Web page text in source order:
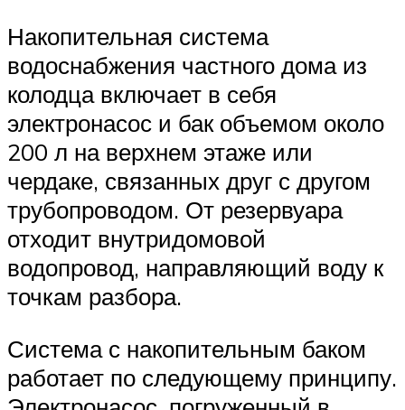
Накопительная система
водоснабжения частного дома из
колодца включает в себя
электронасос и бак объемом около
200 л на верхнем этаже или
чердаке, связанных друг с другом
трубопроводом. От резервуара
отходит внутридомовой
водопровод, направляющий воду к
точкам разбора.
Система с накопительным баком
работает по следующему принципу.